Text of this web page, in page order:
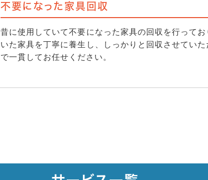
不要になった家具回収
昔に使用していて不要になった家具の回収を行って
いた家具を丁寧に養生し、しっかりと回収させてい
で一貫してお任せください。